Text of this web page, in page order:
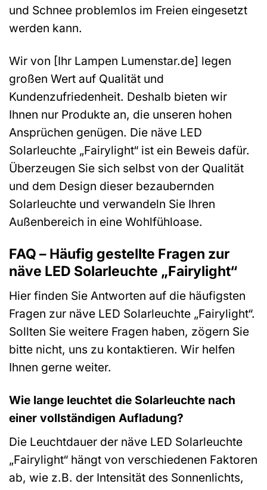
und Schnee problemlos im Freien eingesetzt
werden kann.
Wir von [Ihr Lampen Lumenstar.de] legen
großen Wert auf Qualität und
Kundenzufriedenheit. Deshalb bieten wir
Ihnen nur Produkte an, die unseren hohen
Ansprüchen genügen. Die näve LED
Solarleuchte „Fairylight“ ist ein Beweis dafür.
Überzeugen Sie sich selbst von der Qualität
und dem Design dieser bezaubernden
Solarleuchte und verwandeln Sie Ihren
Außenbereich in eine Wohlfühloase.
FAQ – Häufig gestellte Fragen zur
näve LED Solarleuchte „Fairylight“
Hier finden Sie Antworten auf die häufigsten
Fragen zur näve LED Solarleuchte „Fairylight“.
Sollten Sie weitere Fragen haben, zögern Sie
bitte nicht, uns zu kontaktieren. Wir helfen
Ihnen gerne weiter.
Wie lange leuchtet die Solarleuchte nach
einer vollständigen Aufladung?
Die Leuchtdauer der näve LED Solarleuchte
„Fairylight“ hängt von verschiedenen Faktoren
ab, wie z.B. der Intensität des Sonnenlichts,